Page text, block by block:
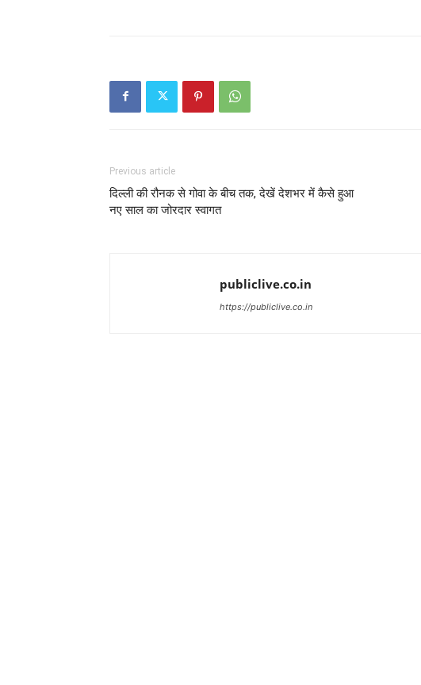
Previous article
दिल्ली की रौनक से गोवा के बीच तक, देखें देशभर में कैसे हुआ
नए साल का जोरदार स्वागत
publiclive.co.in
https://publiclive.co.in